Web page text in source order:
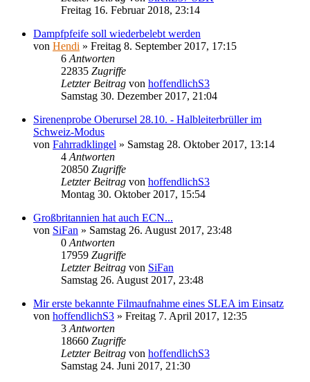
Freitag 16. Februar 2018, 23:14
Dampfpfeife soll wiederbelebt werden
von Hendi » Freitag 8. September 2017, 17:15
6 Antworten
22835 Zugriffe
Letzter Beitrag von hoffendlichS3
Samstag 30. Dezember 2017, 21:04
Sirenenprobe Oberursel 28.10. - Halbleiterbrüller im
Schweiz-Modus
von Fahrradklingel » Samstag 28. Oktober 2017, 13:14
4 Antworten
20850 Zugriffe
Letzter Beitrag von hoffendlichS3
Montag 30. Oktober 2017, 15:54
Großbritannien hat auch ECN...
von SiFan » Samstag 26. August 2017, 23:48
0 Antworten
17959 Zugriffe
Letzter Beitrag von SiFan
Samstag 26. August 2017, 23:48
Mir erste bekannte Filmaufnahme eines SLEA im Einsatz
von hoffendlichS3 » Freitag 7. April 2017, 12:35
3 Antworten
18660 Zugriffe
Letzter Beitrag von hoffendlichS3
Samstag 24. Juni 2017, 21:30